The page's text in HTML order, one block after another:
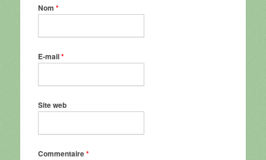
Nom *
E-mail*
Site web
Commentaire*